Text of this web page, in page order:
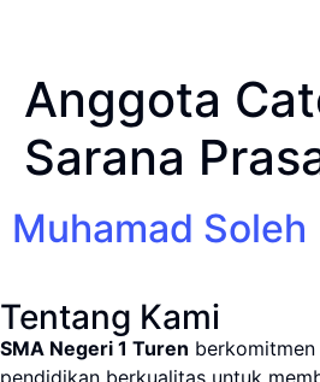
Anggota
Sarana
Muhamad Soleh
Tentang Kami
SMA Negeri 1 Turen
pendidikan berkualitas untuk